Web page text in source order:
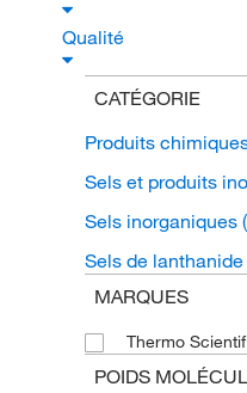
Qualité
CATÉGORIE
Produits
Sels et produits
Sels inorganiques
Sels de lanthanide
MARQUES
Thermo
POIDS